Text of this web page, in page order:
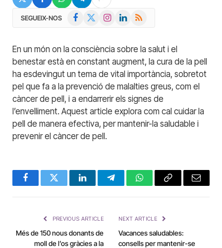
SEGUEIX-NOS Facebook InstagramLinkedIn
RSS
En un món on la consciència sobre la salut i el
benestar està en constant augment, la cura de la pell
ha esdevingut un tema de vital importància, sobretot
pel que fa a la prevenció de malalties greus, com el
càncer de pell, i a endarrerir els signes de
l’envelliment. Aquest article explora com cal cuidar la
pell de manera efectiva, per mantenir-la saludable i
prevenir el càncer de pell.
FacebookTwitter LinkedInTelegramWhatsAppCopy
Email
PREVIOUS ARTICLE
Més de 150 nous donants de
moll de l’os gràcies a la
NEXT ARTICLE
Vacances saludables:
consells per mantenir-se